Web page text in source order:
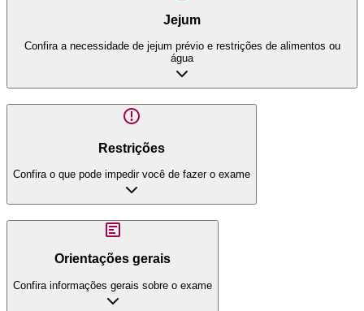
Jejum
Confira a necessidade de jejum prévio e restrições de alimentos ou
água
Restrições
Confira o que pode impedir você de fazer o exame
Orientações gerais
Confira informações gerais sobre o exame